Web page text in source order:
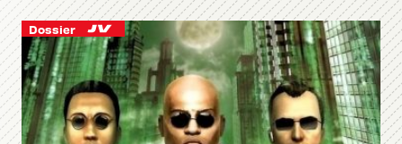
Dossier